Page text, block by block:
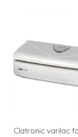
Clatronic varilac